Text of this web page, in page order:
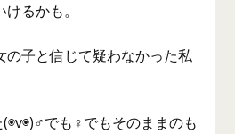
るかも。
の子と信じて疑わなかった私
でも♀でもそのままのも